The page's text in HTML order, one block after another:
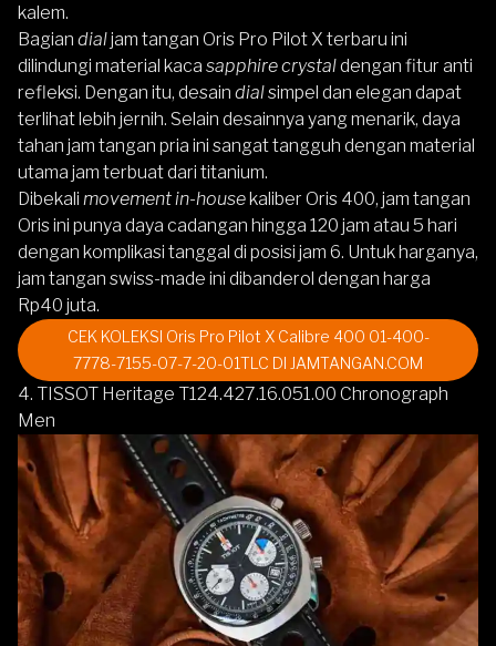
kalem.
Bagian dialjam tangan Oris Pro Pilot X terbaru ini
dilindungi material kaca sapphire crystaldengan fitur anti
refleksi. Dengan itu, desain dialsimpel dan elegan dapat
terlihat lebih jernih. Selain desainnya yang menarik, daya
tahan jam tangan pria ini sangat tangguh dengan material
utama jam terbuat dari titanium.
Dibekali movement in-housekaliber Oris 400, jam tangan
Orisini punya daya cadangan hingga 120 jam atau 5 hari
dengan komplikasi tanggal di posisi jam 6. Untuk harganya,
jam tangan swiss-made ini dibanderol dengan harga
Rp40 juta.
CEK KOLEKSI Oris Pro Pilot X Calibre 400 01-400-
7778-7155-07-7-20-01TLC DI JAMTANGAN.COM
4. TISSOT Heritage T124.427.16.051.00 Chronograph
Men